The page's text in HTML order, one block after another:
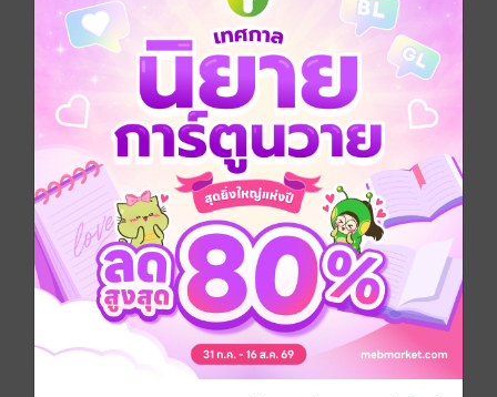
เรื่องราวของสุขภาพ
สุขภาพ
นักพากย์ Orawan Thamjaruwat
ประเภทไฟล์ Audio
วันที่วางขาย 27 มกราคม 2564
ความยาว 30 นาที
ราคาปก 59 บาท (ประหยัด 16%)